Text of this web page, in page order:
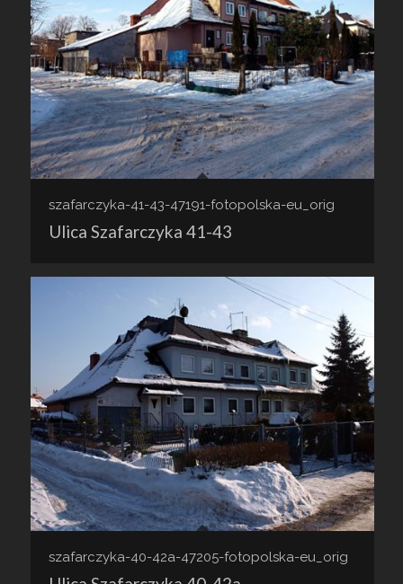
szafarczyka-41-43-47191-fotopolska-eu_orig
Ulica Szafarczyka 41-43
szafarczyka-40-42a-47205-fotopolska-eu_orig